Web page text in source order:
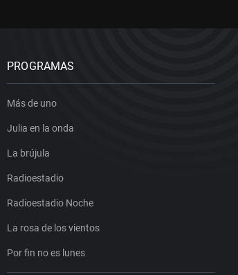
PROGRAMAS
Más de uno
Julia en la onda
La brújula
Radioestadio
Radioestadio Noche
La rosa de los vientos
Por fin no es lunes